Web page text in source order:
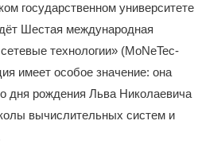
государственном университете
Шестая международная
технологии» (MoNeTec-
имеет особое значение: она
дня рождения Льва Николаевича
вычислительных систем и